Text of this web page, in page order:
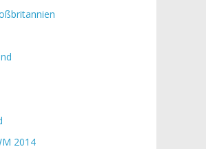
2014